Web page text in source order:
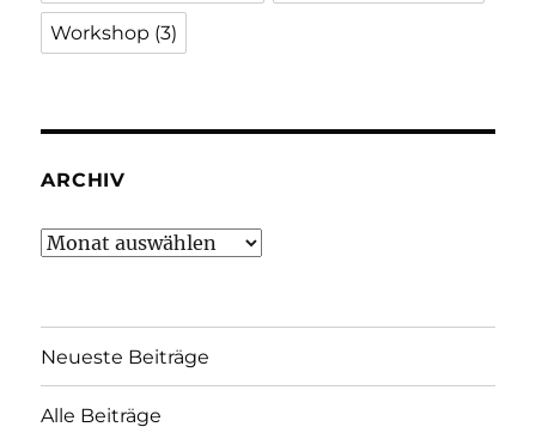
Workshop (3)
ARCHIV
Archiv
Neueste Beiträge
Alle Beiträge